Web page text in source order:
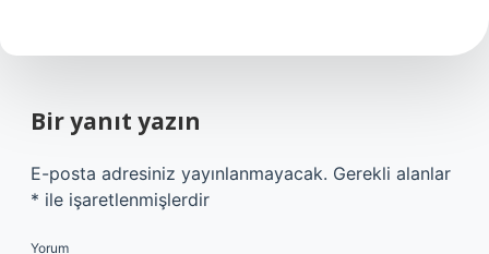
Bir yanıt yazın
E-posta adresiniz yayınlanmayacak. Gerekli alanlar
* ile işaretlenmişlerdir
Yorum